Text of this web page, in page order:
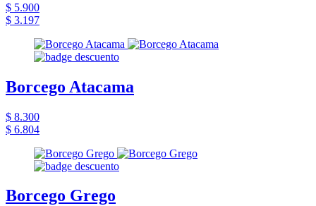
$ 5.900
$ 3.197
Borcego Atacama
$ 8.300
$ 6.804
Borcego Grego